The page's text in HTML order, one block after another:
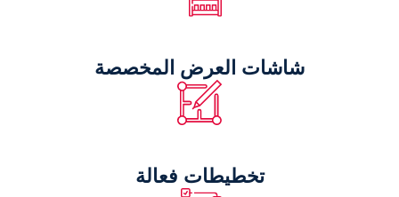
شاشات العرض المخصصة
تخطيطات فعالة